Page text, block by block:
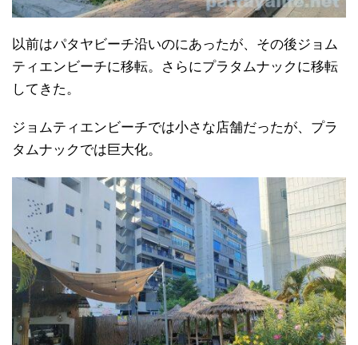
以前はパタヤビーチ沿いのにあったが、その後ジョム
ティエンビーチに移転。さらにプラタムナックに移転
してきた。
ジョムティエンビーチでは小さな店舗だったが、プラ
タムナックでは巨大化。